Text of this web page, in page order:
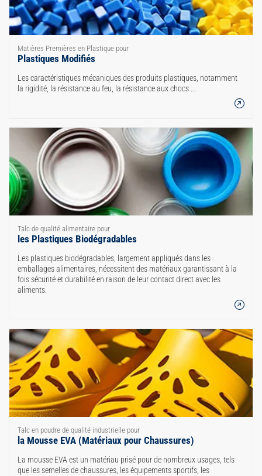
Matières Premières en Plastique pour
Plastiques Modifiés
Les caractéristiques mécaniques des produits plastiques, notamment
la rigidité, la résistance au feu, la résistance aux chocs ...
Talc de qualité alimentaire pour
les Plastiques Biodégradables
Les plastiques biodégradables, largement appliqués dans les
emballages alimentaires, nécessitent des matériaux garantissant à la
fois sécurité et durabilité en raison de leur contact direct avec les
aliments.
Talc en poudre de qualité industrielle pour
la Mousse EVA (Matériaux pour Chaussures)
La mousse EVA est un matériau prisé pour de nombreux usages, tels
que les semelles de chaussures, les équipements sportifs, les